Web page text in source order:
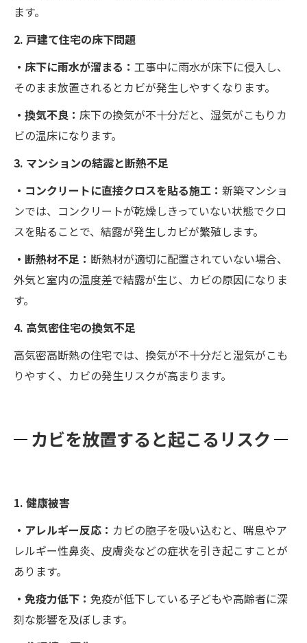
ます。
2. 戸建て住宅の床下問題
・床下に雨水が溜まる： 工事中に雨水が床下に侵入し、
そのまま放置されるとカビが発生しやすくなります。
・換気不良： 床下の換気が不十分だと、湿気がこもりカ
ビの温床になります。
3. マンションの結露と断熱不足
・コンクリートに直接クロスを貼る施工： 新築マンショ
ンでは、コンクリートが乾燥しきっていない状態でクロ
スを貼ることで、結露が発生しカビが繁殖します。
・断熱材不足： 断熱材が適切に配置されていない場合、
外気と室内の温度差で結露が生じ、カビの原因になりま
す。
4. 高気密住宅の換気不足
高気密高断熱の住宅では、換気が不十分だと湿気がこも
りやすく、カビの発生リスクが高まります。
カビを放置すると起こるリスク
1. 健康被害
・アレルギー反応： カビの胞子を吸い込むと、喘息やア
レルギー性鼻炎、皮膚炎などの症状を引き起こすことが
あります。
・免疫力低下： 免疫が低下している子どもや高齢者に深
刻な影響を及ぼします。